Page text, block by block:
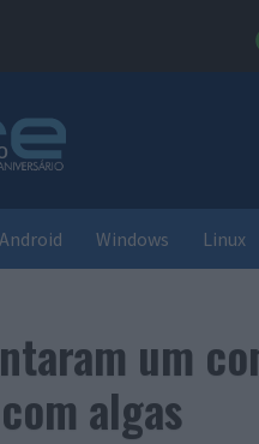
Android Windows Linux
um
algas